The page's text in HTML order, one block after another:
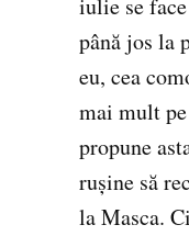
iulie se
până jos la
eu, cea
mai mult
propune
rușine să
la Masca.